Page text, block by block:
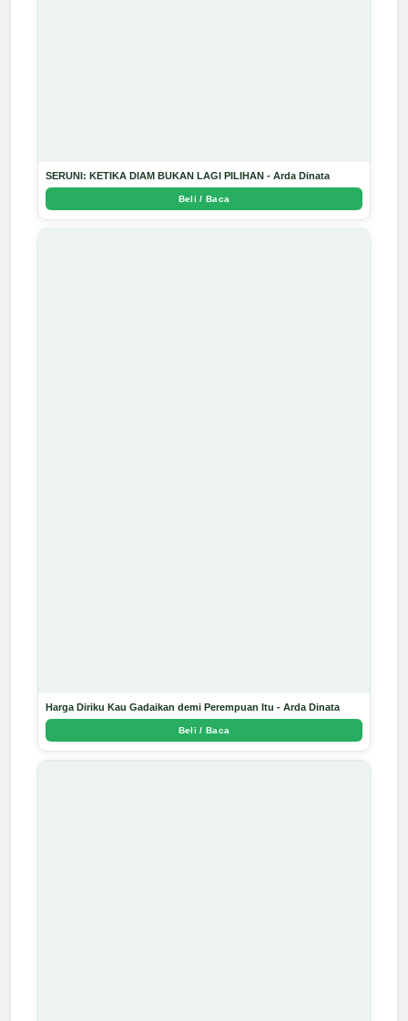
SERUNI: KETIKA DIAM BUKAN LAGI PILIHAN - Arda Dinata
Beli / Baca
Harga Diriku Kau Gadaikan demi Perempuan Itu - Arda Dinata
Beli / Baca